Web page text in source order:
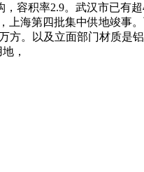
积率2.9。武汉市已有超
上海第四批集中供地竣事
方。以及立面部门材质是
，